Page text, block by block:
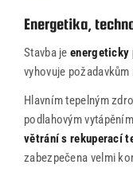
Energetika,
Stavba je energeticky
vyhovuje
Hlavním tepelným
podlahovým
větrání s rekuperací
zabezpečena velmi